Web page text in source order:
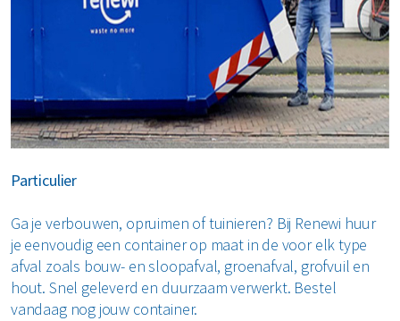
Particulier
Ga je verbouwen, opruimen of tuinieren? Bij Renewi huur
je eenvoudig een container op maat in de voor elk type
afval zoals bouw- en sloopafval, groenafval, grofvuil en
hout. Snel geleverd en duurzaam verwerkt. Bestel
vandaag nog jouw container.